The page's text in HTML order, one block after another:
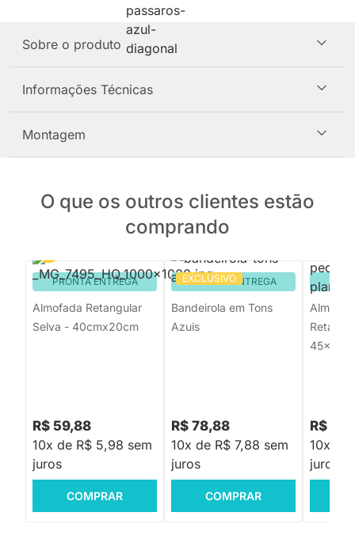
Sobre o produto
Informações Técnicas
Montagem
O que os outros clientes estão
comprando
PRONTA ENTREGA
Almofada Retangular
Selva - 40cmx20cm
R$ 59,88
10x de R$ 5,98 sem
juros
COMPRAR
EXCLUSIVO
PRONTA ENTREGA
Bandeirola em Tons
Azuis
R$ 78,88
10x de R$ 7,88 sem
juros
COMPRAR
45x20
R$
10x de
juros